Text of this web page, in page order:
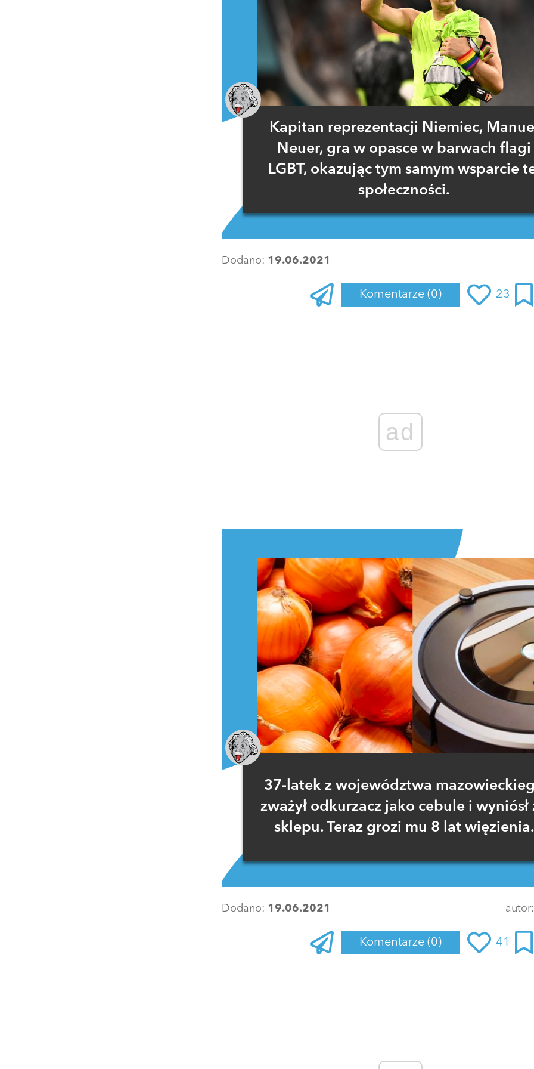
Kapitan reprezentacji Niemiec,
Neuer, gra w opasce w barwach flagi
LGBT, okazując tym samym wsparcie
społeczności.
Dodano: 19.06.2021
Komentarze (0) 23
ad
37-latek z województwa
zważył odkurzacz jako cebule i wyniósł
sklepu. Teraz grozi mu 8 lat więzienia.
Dodano: 19.06.2021
Komentarze (0) 41